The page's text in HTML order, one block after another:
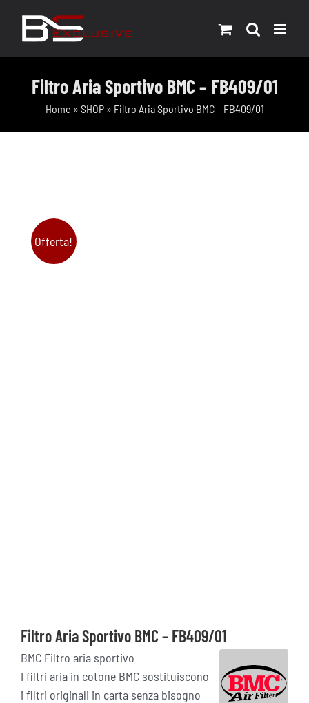
contenuto
Filtro Aria Sportivo BMC – FB409/01
Home » SHOP» Filtro Aria Sportivo BMC – FB409/01
Offerta!
Filtro Aria Sportivo BMC – FB409/01
BMC Filtro aria sportivo
I filtri aria in cotone BMC sostituiscono
i filtri originali in carta senza bisogno